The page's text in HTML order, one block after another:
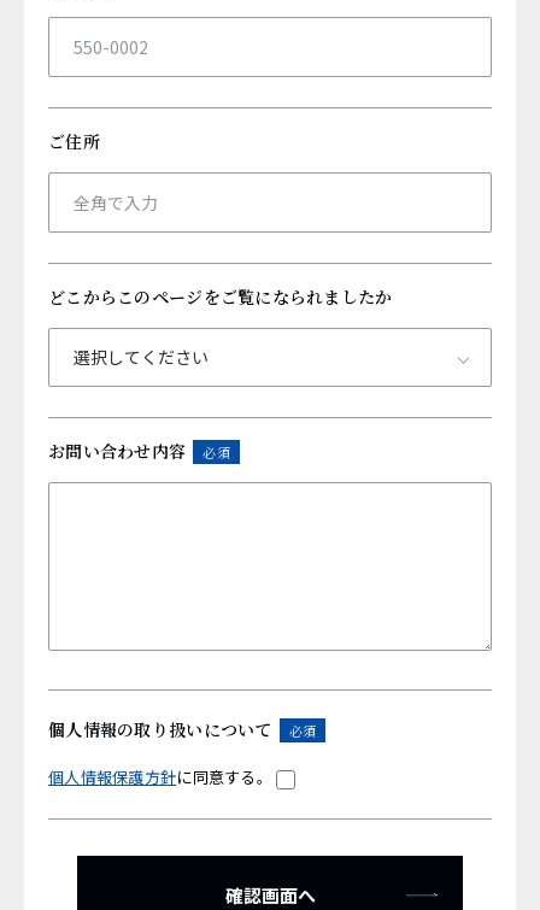
ご住所
どこからこのページをご覧になられましたか
お問い合わせ内容 必須
個人情報の取り扱いについて 必須
個人情報保護方針に同意する。
確認画面へ